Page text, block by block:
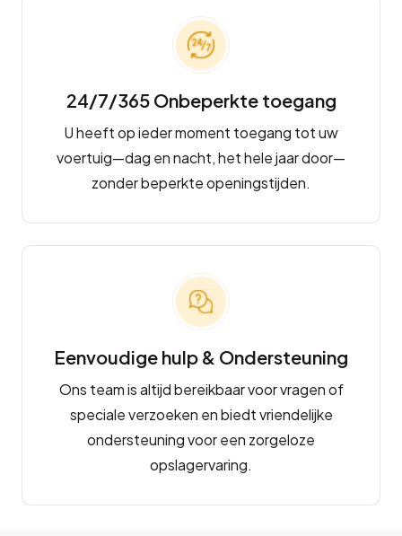
24/7/365 Onbeperkte toegang
U heeft op ieder moment toegang tot uw
voertuig—dag en nacht, het hele jaar door—
zonder beperkte openingstijden.
Eenvoudige hulp & Ondersteuning
Ons team is altijd bereikbaar voor vragen of
speciale verzoeken en biedt vriendelijke
ondersteuning voor een zorgeloze
opslagervaring.